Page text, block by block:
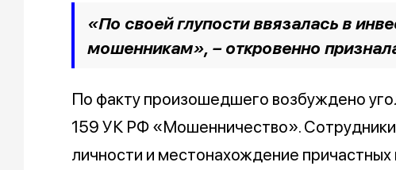
«По своей глупости ввязалась в
мошенникам», – откровенно
По факту произошедшего возбуждено
159 УК РФ «Мошенничество». Сотрудники
личности и местонахождение причастных